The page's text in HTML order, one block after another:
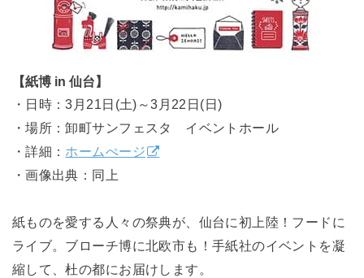
【紙博 in 仙台】
・日時：3月21日(土)～3月22日(日)
・場所：卸町サンフェスタ イベントホール
・詳細： ホームぺージ
・画像出典：同上
紙ものを愛する人々の祭典が、仙台に初上陸！フードに
ライブ。ブローチ博に北欧市も！手紙社のイベントを凝
縮して、杜の都にお届けします。